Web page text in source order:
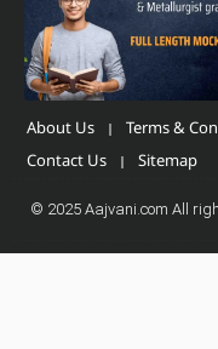
About Us Terms &
Contact Us
Sitemap
© 2025 Aajvani.com All